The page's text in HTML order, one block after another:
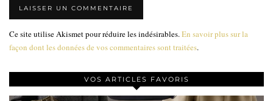
Ce site utilise Akismet pour réduire les indésirables.En savoir plus sur la
façon dont les données de vos commentaires sont traitées.
VOS ARTICLES FAVORIS